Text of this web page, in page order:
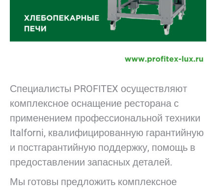
Специалисты PROFITEX осуществляют
комплексное оснащение ресторана с
применением профессиональной техники
Italforni, квалифицированную гарантийную
и постгарантийную поддержку, помощь в
предоставлении запасных деталей.
Мы готовы предложить комплексное